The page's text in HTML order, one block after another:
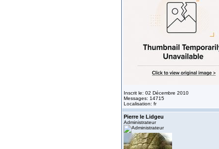
Inscrit le: 02 Décembre 2010
Messages: 14715
Localisation: fr
Pierre le Lidgeu
Administrateur